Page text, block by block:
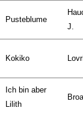
Pusteblume
J.
Kokiko
Ich bin aber
Lilith